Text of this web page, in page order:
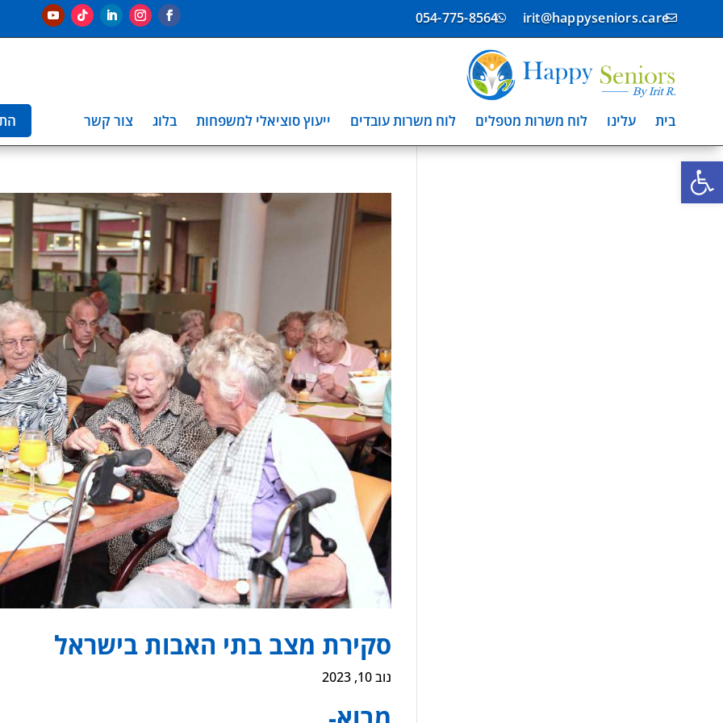
פתח סרגל נגישות

irit@happyseniors.care

054-775-8564
בית עלינו לוח משרות מטפלים לוח משרות עובדים ייעוץ סוציאלי למשפחות בלוג צור קשר
סקירת מצב בתי האבות בישראל
נוב 10, 2023